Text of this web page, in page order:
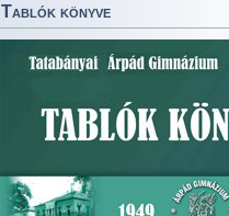
Tablók könyve